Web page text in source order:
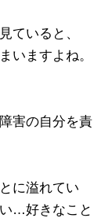
ていると、
いますよね。
害の自分を責
に溢れてい
…好きなこと